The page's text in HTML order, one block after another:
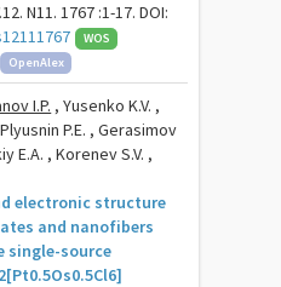
N11. 1767 :1-17. DOI:
WOS
OpenAlex
I.P. , Yusenko K.V. ,
P.E. , Gerasimov
E.A. , Korenev S.V. ,
electronic structure
and nanofibers
single-source